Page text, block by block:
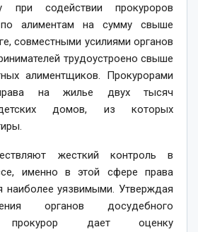
содействии прокуроров
алиментам на сумму свыше
совместными усилиями органов
трудоустроено свыше
алиментщиков. Прокурорами
права на жилье двух тысяч
детских домов, из которых
жесткий контроль в
именно в этой сфере права
наиболее уязвимыми. Утверждая
органов досудебного
прокурор дает оценку